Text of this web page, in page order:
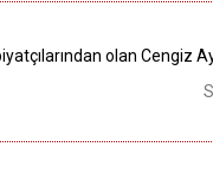
olan Cengiz